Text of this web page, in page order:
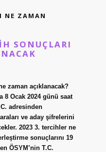
NE ZAMAN
SONUÇLARI
zaman açıklanacak?
8 Ocak 2024 günü saat
adresinden
ve aday şifrelerini
2023 3. tercihler ne
sonuçlarını 19
ÖSYM’nin T.C.